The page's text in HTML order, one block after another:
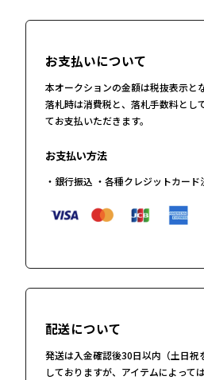
お支払いについて
本オークションの金額は税抜表示と
落札時は消費税と、落札手数料とし
てお支払いただきます。
お支払い方法
・銀行振込 ・各種クレジットカード
配送について
発送は入金確認後30日以内（土日祝
しておりますが、アイテムによって